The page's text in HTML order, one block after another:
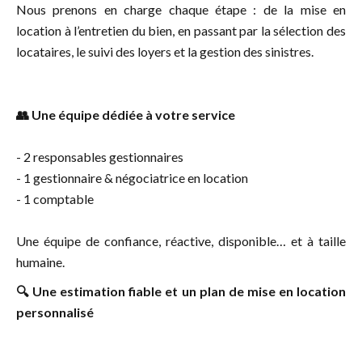
Nous prenons en charge chaque étape : de la mise en
location à l’entretien du bien, en passant par la sélection des
locataires, le suivi des loyers et la gestion des sinistres.
👥 Une équipe dédiée à votre service
- 2 responsables gestionnaires
- 1 gestionnaire & négociatrice en location
- 1 comptable
Une équipe de confiance, réactive, disponible… et à taille
humaine.
🔍 Une estimation fiable et un plan de mise en location
personnalisé